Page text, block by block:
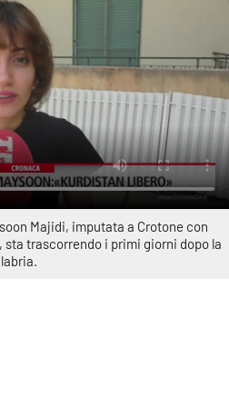
Majidi, imputata a Crotone con
trascorrendo i primi giorni dopo la